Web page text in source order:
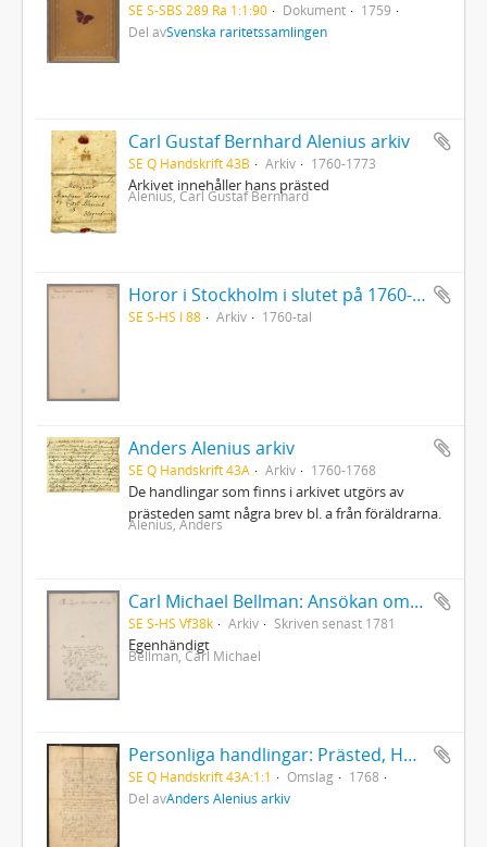
SE S-SBS 289 Ra 1:1:90 Dokument
1759
Del avSvenska raritetssamlingen
Carl Gustaf Bernhard Alenius arkiv
SE Q Handskrift 43B Arkiv 1760-1773
Arkivet innehåller hans prästed
Alenius, Carl Gustaf Bernhard
Horor i Stockholm i slutet på 1760-talet
SE S-HS I 88 Arkiv 1760-tal
Anders Alenius arkiv
SE Q Handskrift 43A Arkiv 1760-1768
De handlingar som finns i arkivet utgörs av
prästeden samt några brev bl. a från föräldrarna.
Alenius, Anders
Carl Michael Bellman: Ansökan om konfirmationsfullmakt på sekreterarebeställningen i Nummerlotteriet
SE S-HS Vf38k Arkiv Skriven senast 1781
Egenhändigt
Bellman, Carl Michael
Personliga handlingar: Prästed, Härnösand 1768
SE Q Handskrift 43A:1:1 Omslag
1768
Del avAnders Alenius arkiv